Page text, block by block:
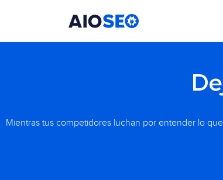
Mientras tus competidores luchan por entender lo